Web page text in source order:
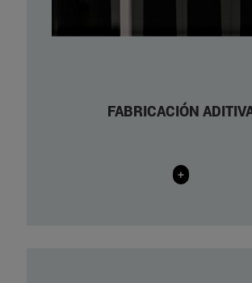
FABRICACIÓN
+